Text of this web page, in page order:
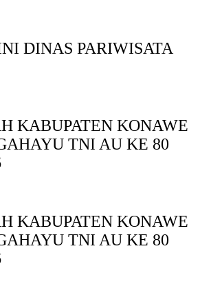
DINAS PARIWISATA
KABUPATEN KONAWE
TNI AU KE 80
KABUPATEN KONAWE
TNI AU KE 80